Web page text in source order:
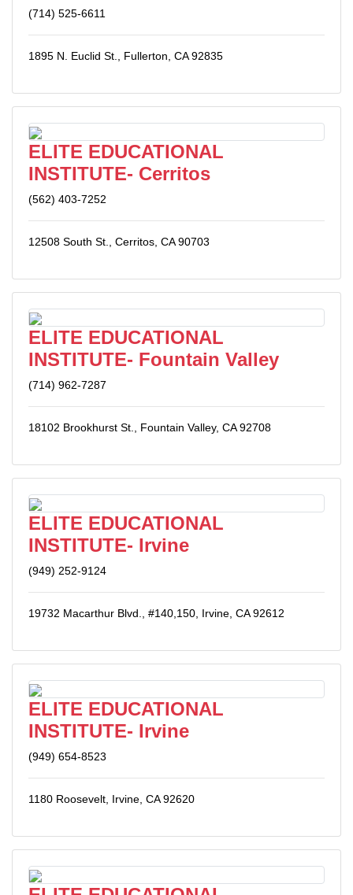
(714) 525-6611
1895 N. Euclid St., Fullerton, CA 92835
ELITE EDUCATIONAL
INSTITUTE- Cerritos
(562) 403-7252
12508 South St., Cerritos, CA 90703
ELITE EDUCATIONAL
INSTITUTE- Fountain Valley
(714) 962-7287
18102 Brookhurst St., Fountain Valley, CA 92708
ELITE EDUCATIONAL
INSTITUTE- Irvine
(949) 252-9124
19732 Macarthur Blvd., #140,150, Irvine, CA 92612
ELITE EDUCATIONAL
INSTITUTE- Irvine
(949) 654-8523
1180 Roosevelt, Irvine, CA 92620